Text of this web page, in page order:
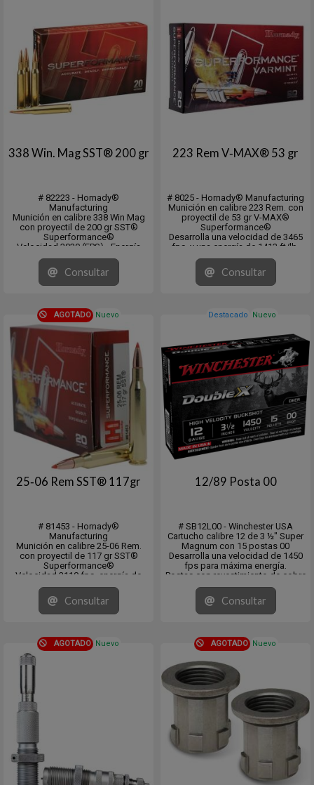
338 Win. Mag SST® 200 gr
# 82223 - Hornady®
Manufacturing
Munición en calibre 338 Win Mag
con proyectil de 200 gr SST®
Superformance®
Velocidad 3030 (FPS) - Energía
4076 (ft/lb)
DS: .250
CB: .455 (G1)
Consultar
223 Rem V‑MAX® 53 gr
# 8025 - Hornady® Manufacturing
Munición en calibre 223 Rem. con
proyectil de 53 gr V-MAX®
Superformance®
Desarrolla una velocidad de 3465
fps. y una energía de 1413 ft/lb.
En cajita de 20 unidades y pack de
10 x 20 unidades.
Consultar
AGOTADO Nuevo
25‑06 Rem SST® 117gr
# 81453 - Hornady®
Manufacturing
Munición en calibre 25-06 Rem.
con proyectil de 117 gr SST®
Superformance®
Velocidad 3110 fps. energía de
2512 ft/lb. Super Shock
En cajita de 20 unidades y pack de
10 x 20 unidades.
Consultar
Destacado Nuevo
12/89 Posta 00
# SB12L00 - Winchester USA
Cartucho calibre 12 de 3 ½" Super
Magnum con 15 postas 00
Desarrolla una velocidad de 1450
fps para máxima energía.
Postas con revestimiento de cobre
y amortiguación.
Ofrecen un rendimiento inigualable
a larga distancia,
una dispersión compacta y una
Consultar
AGOTADO Nuevo AGOTADO Nuevo